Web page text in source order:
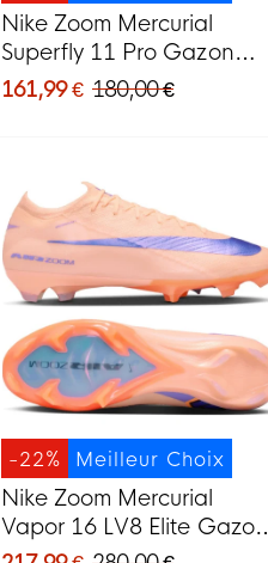
Nike Zoom Mercurial
Superfly 11 Pro Gazon
Naturel Chaussures de
Foot (FG) Rose Vif Blanc
161,99 € 180,00 €
Meilleur Choix
-22%
Nike Zoom Mercurial
Vapor 16 LV8 Elite Gazon
Naturel Chaussures de